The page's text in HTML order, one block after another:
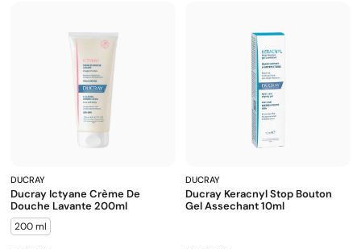
DUCRAY
Ducray Ictyane Crème De
Douche Lavante 200ml
200 ml
DUCRAY
Ducray Keracnyl Stop Bouton
Gel Assechant 10ml